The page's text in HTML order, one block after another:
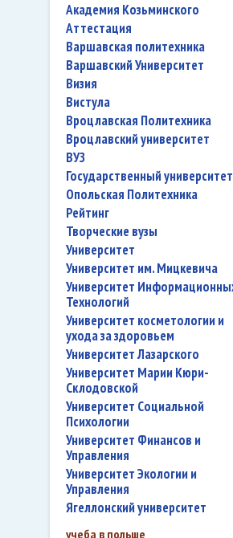
Академия Козьминского
аттестация
Варшавская политехника
Варшавский Университет
Визия
Вистула
Вроцлавская Политехника
Вроцлавский университет
ВУЗ
государственный университет
Опольская Политехника
рейтинг
творческие вузы
университет
Университет им. Мицкевича
Университет Информационных
Технологий
университет косметологии и
ухода за здоровьем
Университет Лазарского
Университет Марии Кюри-
Склодовской
Университет Социальной
Психологии
Университет Финансов и
Управления
Университет Экологии и
Управления
Ягеллонский университет
учеба в польше